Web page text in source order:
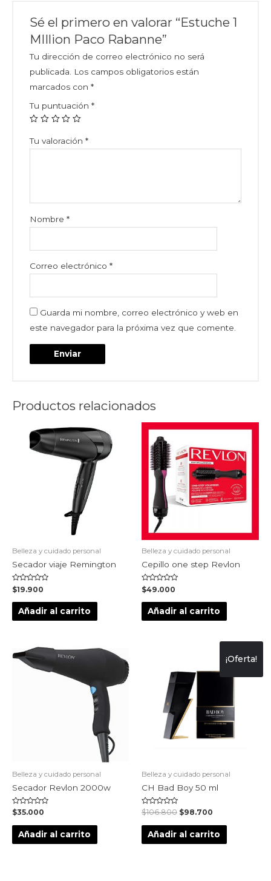
Sé el primero en valorar “Estuche 1
MIllion Paco Rabanne”
Tu dirección de correo electrónico no será
publicada.
Los campos obligatorios están
marcados con*
Tu puntuación*
Tu valoración*
Nombre*
Correo electrónico*
Guarda mi nombre, correo electrónico y web en
este navegador para la próxima vez que comente.
Productos relacionados
Belleza y cuidado personal
Secador viaje Remington
Valorado
en
0
$19.900
Añadir al carrito
Belleza y cuidado personal
Cepillo one step Revlon
Valorado
en
0
$49.000
Añadir al carrito
Belleza y cuidado personal
Secador Revlon 2000w
Valorado
en
0
$35.000
Añadir al carrito
¡Oferta!
Belleza y cuidado personal
CH Bad Boy 50 ml
Valorado
en
0
$106.800 $98.700
Añadir al carrito